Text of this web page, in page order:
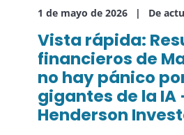
1 de mayo de 2026 De
Vista rápida:
financieros de
no hay pánico
gigantes de la IA
Henderson